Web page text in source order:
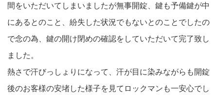
間をいただいてしまいましたが無事開錠、鍵も予備鍵が中
にあるとのこと、紛失した状況でもないとのことでしたの
で念の為、鍵の開け閉めの確認をしていただいて完了致し
ました。
熱さで汗びっしょりになって、汗が目に染みながらも開錠
後のお客様の安堵した様子を見てロックマンも一安心でし